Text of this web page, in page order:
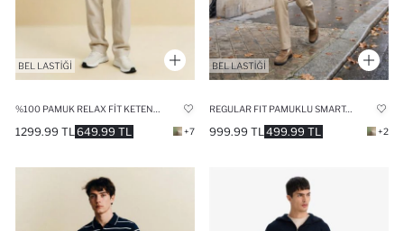
649.99 TL
1299.99 TL +7
REGULAR FIT PAMUKLU SMART-CASUAL PANTOLON
499.99 TL
999.99 TL +2